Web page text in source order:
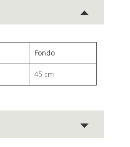
Fondo
45 cm